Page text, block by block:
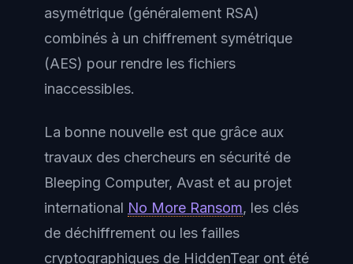
asymétrique (généralement RSA)
combinés à un chiffrement symétrique
(AES) pour rendre les fichiers
inaccessibles.
La bonne nouvelle est que grâce aux
travaux des chercheurs en sécurité de
Bleeping Computer, Avast et au projet
international No More Ransom, les clés
de déchiffrement ou les failles
cryptographiques de HiddenTear ont été